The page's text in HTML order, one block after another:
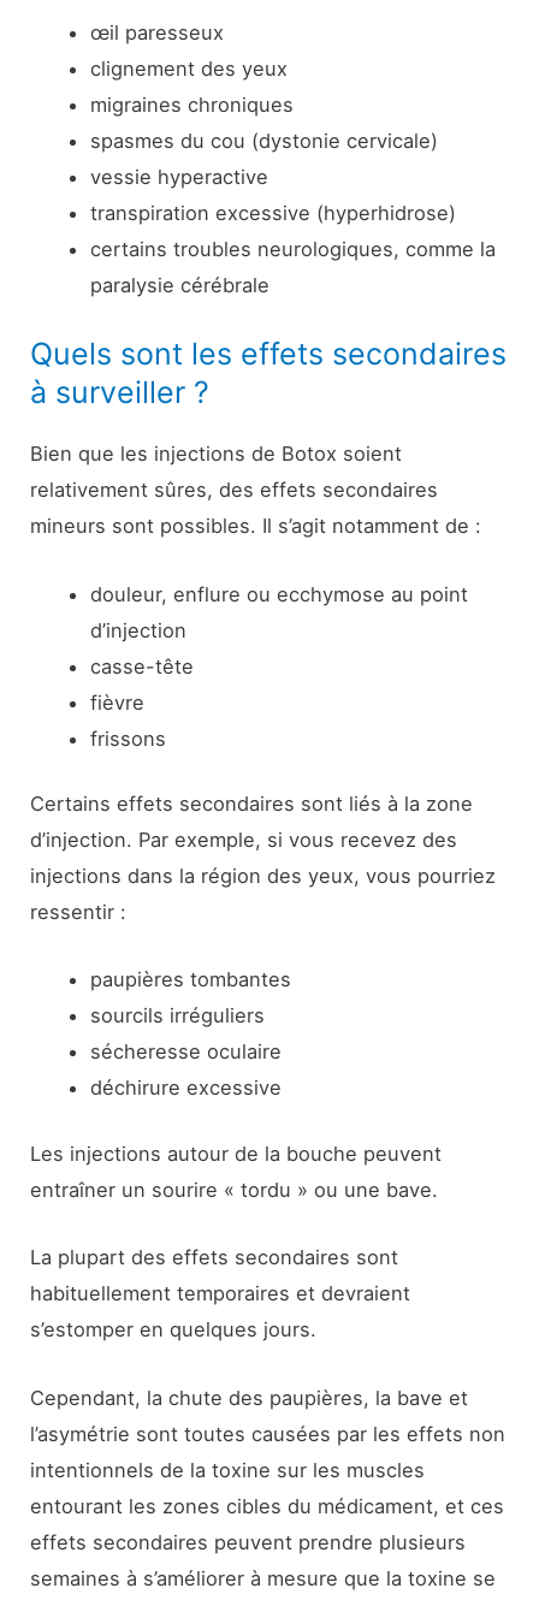
œil paresseux
clignement des yeux
migraines chroniques
spasmes du cou (dystonie cervicale)
vessie hyperactive
transpiration excessive (hyperhidrose)
certains troubles neurologiques, comme la
paralysie cérébrale
Quels sont les effets secondaires
à surveiller ?
Bien que les injections de Botox soient
relativement sûres, des effets secondaires
mineurs sont possibles. Il s’agit notamment de :
douleur, enflure ou ecchymose au point
d’injection
casse-tête
fièvre
frissons
Certains effets secondaires sont liés à la zone
d’injection. Par exemple, si vous recevez des
injections dans la région des yeux, vous pourriez
ressentir :
paupières tombantes
sourcils irréguliers
sécheresse oculaire
déchirure excessive
Les injections autour de la bouche peuvent
entraîner un sourire « tordu » ou une bave.
La plupart des effets secondaires sont
habituellement temporaires et devraient
s’estomper en quelques jours.
Cependant, la chute des paupières, la bave et
l’asymétrie sont toutes causées par les effets non
intentionnels de la toxine sur les muscles
entourant les zones cibles du médicament, et ces
effets secondaires peuvent prendre plusieurs
semaines à s’améliorer à mesure que la toxine se